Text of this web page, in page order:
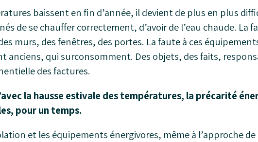
baissent en fin d’année, il devient de plus en plus
de se chauffer correctement, d’avoir de l’eau chaude. La
murs, des fenêtres, des portes. La faute à ces
anciens, qui surconsomment. Des objets, des faits,
des factures.
la hausse estivale des températures, la précarité
pour un temps.
et les équipements énergivores, même à l’approche de